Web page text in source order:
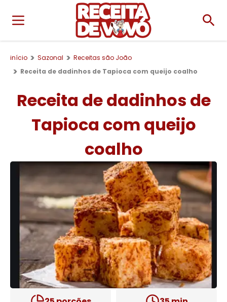
início Sazonal
Receitas são João
Receita de dadinhos de Tapioca com queijo coalho
Receita de dadinhos de
Tapioca com queijo
coalho